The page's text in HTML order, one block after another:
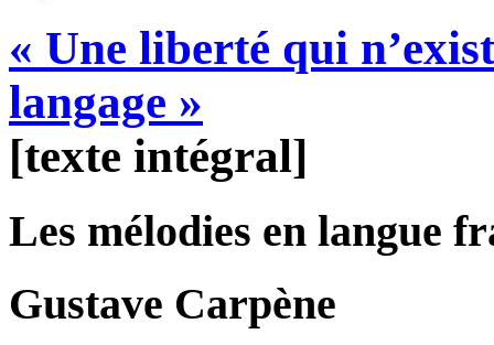
« Une liberté qui
langage »
[texte intégral]
Les mélodies en langue
Gustave Carpène